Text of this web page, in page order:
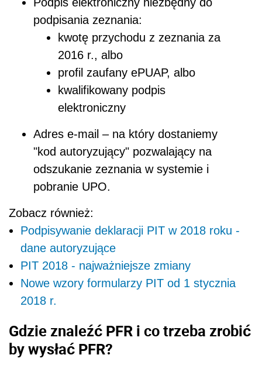
podpisania zeznania:
kwotę przychodu z zeznania za
2016 r., albo
profil zaufany ePUAP, albo
kwalifikowany podpis
elektroniczny
Adres e-mail – na który dostaniemy
"kod autoryzujący" pozwalający na
odszukanie zeznania w systemie i
pobranie UPO.
Zobacz również:
Podpisywanie deklaracji PIT w 2018 roku -
dane autoryzujące
PIT 2018 - najważniejsze zmiany
Nowe wzory formularzy PIT od 1 stycznia
2018 r.
Gdzie znaleźć PFR i co trzeba zrobić
by wysłać PFR?